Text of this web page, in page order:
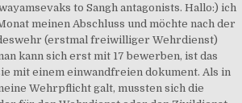
to Sangh antagonists. Hallo:) ich
meinen Abschluss und möchte nach der
(erstmal freiwilliger Wehrdienst)
kann sich erst mit 17 bewerben, ist das
mit einem einwandfreien dokument. Als in
Wehrpflicht galt, mussten sich die